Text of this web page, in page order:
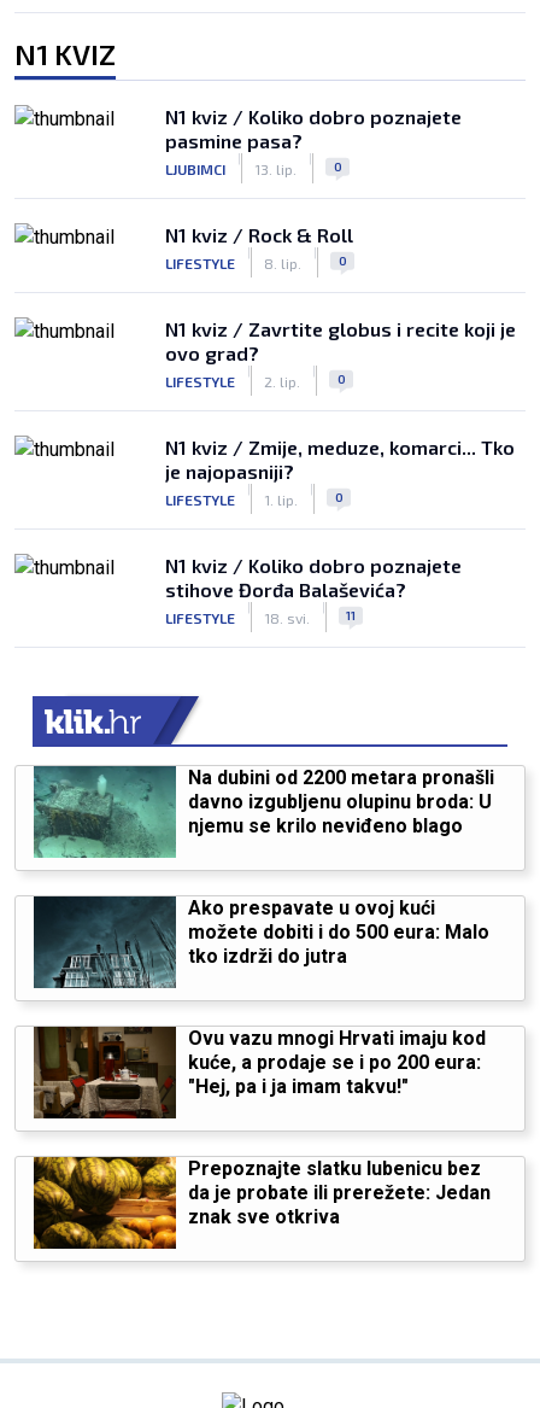
N1 KVIZ
N1 kviz / Koliko dobro poznajete
pasmine pasa?
LJUBIMCI 13. lip. 0
N1 kviz / Rock & Roll
LIFESTYLE 8. lip. 0
N1 kviz / Zavrtite globus i recite koji je
ovo grad?
LIFESTYLE 2. lip. 0
N1 kviz / Zmije, meduze, komarci... Tko
je najopasniji?
LIFESTYLE 1. lip. 0
N1 kviz / Koliko dobro poznajete
stihove Đorđa Balaševića?
LIFESTYLE 18. svi. 11
Na dubini od 2200 metara pronašli
davno izgubljenu olupinu broda: U
njemu se krilo neviđeno blago
Ako prespavate u ovoj kući
možete dobiti i do 500 eura: Malo
tko izdrži do jutra
Ovu vazu mnogi Hrvati imaju kod
kuće, a prodaje se i po 200 eura:
"Hej, pa i ja imam takvu!"
Prepoznajte slatku lubenicu bez
da je probate ili prerežete: Jedan
znak sve otkriva